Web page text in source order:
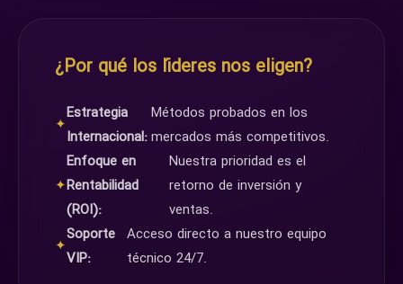
¿Por qué los líderes nos eligen?
✦
Estrategia
Internacional:
Métodos probados en los
mercados más competitivos.
✦
Enfoque en
Rentabilidad
(ROI):
Nuestra prioridad es el
retorno de inversión y
ventas.
✦
Soporte
VIP:
Acceso directo a nuestro equipo
técnico 24/7.